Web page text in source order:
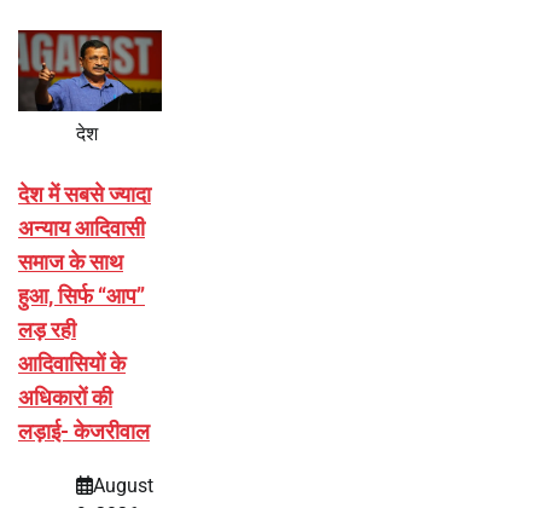
देश
देश में सबसे ज्यादा
अन्याय आदिवासी
समाज के साथ
हुआ, सिर्फ ‘‘आप’’
लड़ रही
आदिवासियों के
अधिकारों की
लड़ाई- केजरीवाल
August